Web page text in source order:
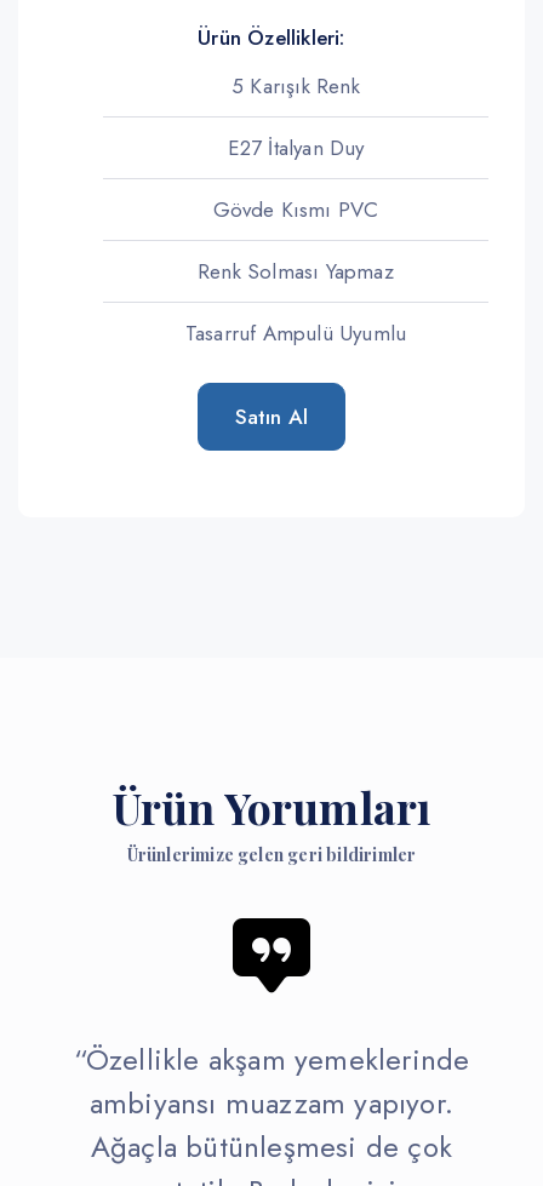
Ürün Özellikleri:
5 Karışık Renk
E27 İtalyan Duy
Gövde Kısmı PVC
Renk Solması Yapmaz
Tasarruf Ampulü Uyumlu
Satın Al
Ürün Yorumları
Ürünlerimize gelen geri bildirimler
“Özellikle akşam yemeklerinde
ambiyansı muazzam yapıyor.
Ağaçla bütünleşmesi de çok